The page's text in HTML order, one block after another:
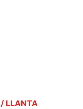
/ LLANTA